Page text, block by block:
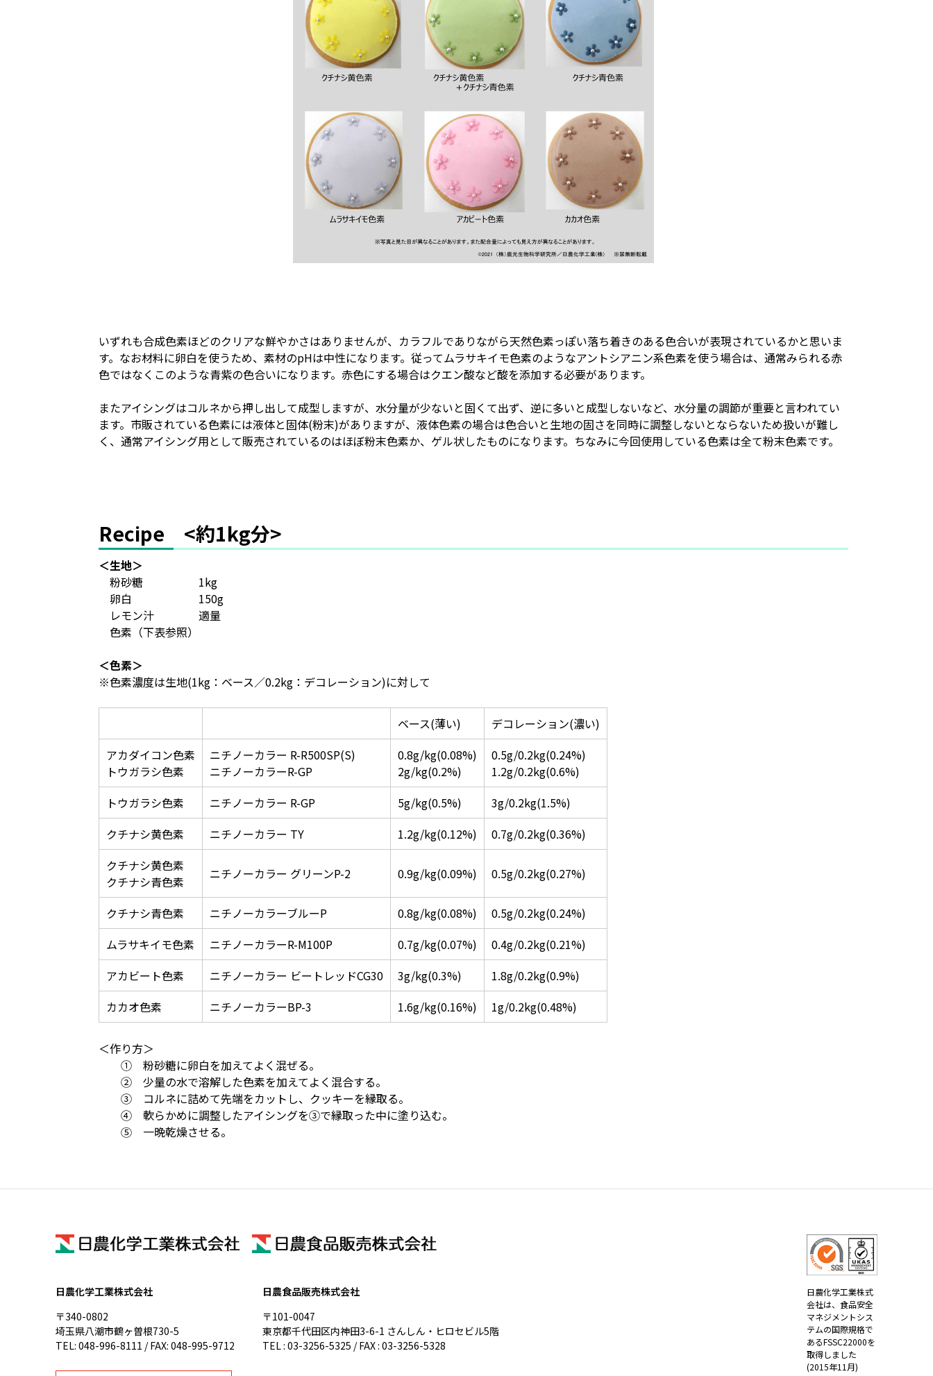
いずれも合成色素ほどのクリアな鮮やかさはありませんが、カラフルでありながら天然色素っぽい落ち着きのある色合いが表現されているかと思いま
す。なお材料に卵白を使うため、素材のpHは中性になります。従ってムラサキイモ色素のようなアントシアニン系色素を使う場合は、通常みられる赤
色ではなくこのような青紫の色合いになります。赤色にする場合はクエン酸など酸を添加する必要があります。
またアイシングはコルネから押し出して成型しますが、水分量が少ないと固くて出ず、逆に多いと成型しないなど、水分量の調節が重要と言われてい
ます。市販されている色素には液体と固体(粉末)がありますが、液体色素の場合は色合いと生地の固さを同時に調整しないとならないため扱いが難し
く、通常アイシング用として販売されているのはほぼ粉末色素か、ゲル状したものになります。ちなみに今回使用している色素は全て粉末色素です。
Recipe <約1kg分>
＜生地＞
粉砂糖 1kg
卵白 150g
レモン汁 適量
色素（下表参照）
＜色素＞
※色素濃度は生地(1kg：ベース／0.2kg：デコレーション)に対して
ベース(薄い)
デコレーション(濃い)
アカダイコン色素
トウガラシ色素
ニチノーカラー R-R500SP(S)
ニチノーカラーR-GP
0.8g/kg(0.08%)
2g/kg(0.2%)
0.5g/0.2kg(0.24%)
1.2g/0.2kg(0.6%)
トウガラシ色素
ニチノーカラー R-GP 5g/kg(0.5%)
3g/0.2kg(1.5%)
クチナシ黄色素
ニチノーカラー TY 1.2g/kg(0.12%)
0.7g/0.2kg(0.36%)
クチナシ黄色素
クチナシ青色素
ニチノーカラー グリーンP-2 0.9g/kg(0.09%) 0.5g/0.2kg(0.27%)
クチナシ青色素 ニチノーカラーブルーP 0.8g/kg(0.08%)
0.5g/0.2kg(0.24%)
ムラサキイモ色素
ニチノーカラーR-M100P 0.7g/kg(0.07%)
0.4g/0.2kg(0.21%)
アカビート色素
ニチノーカラー ビートレッドCG30 3g/kg(0.3%)
1.8g/0.2kg(0.9%)
カカオ色素
ニチノーカラーBP-3 1.6g/kg(0.16%) 1g/0.2kg(0.48%)
＜作り方＞
① 粉砂糖に卵白を加えてよく混ぜる。
② 少量の水で溶解した色素を加えてよく混合する。
③ コルネに詰めて先端をカットし、クッキーを縁取る。
④ 軟らかめに調整したアイシングを③で縁取った中に塗り込む。
⑤ 一晩乾燥させる。
日農化学工業株式会社
〒340-0802
埼玉県八潮市鶴ヶ曽根730-5
TEL: 048-996-8111 / FAX: 048-995-9712
日農食品販売株式会社
〒101-0047
東京都千代田区内神田3-6-1 さんしん・ヒロセビル5階
TEL : 03-3256-5325 / FAX : 03-3256-5328
日農化学工業株式
会社は、 食品安全
マネジメントシス
テムの国際規格で
あるFSSC22000を
取得しました
(2015年11月)